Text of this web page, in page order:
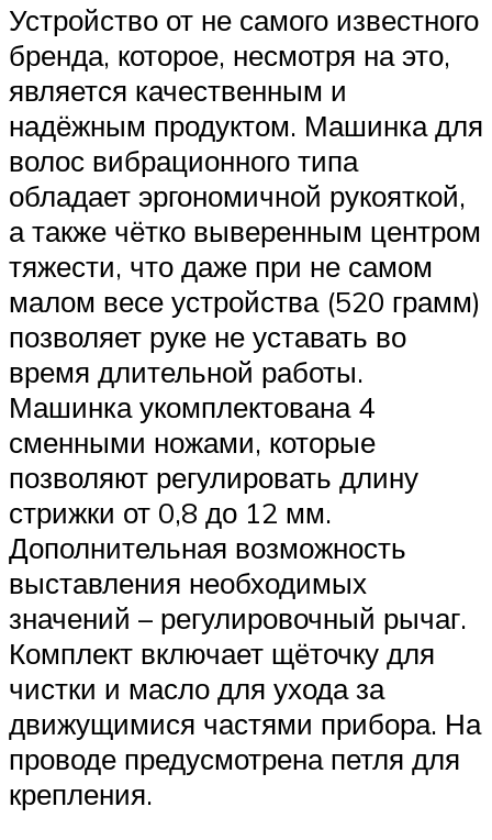
Устройство от не самого известного
бренда, которое, несмотря на это,
является качественным и
надёжным продуктом. Машинка для
волос вибрационного типа
обладает эргономичной рукояткой,
а также чётко выверенным центром
тяжести, что даже при не самом
малом весе устройства (520 грамм)
позволяет руке не уставать во
время длительной работы.
Машинка укомплектована 4
сменными ножами, которые
позволяют регулировать длину
стрижки от 0,8 до 12 мм.
Дополнительная возможность
выставления необходимых
значений – регулировочный рычаг.
Комплект включает щёточку для
чистки и масло для ухода за
движущимися частями прибора. На
проводе предусмотрена петля для
крепления.